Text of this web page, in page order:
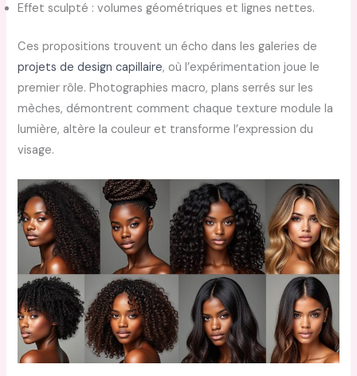
Effet sculpté : volumes géométriques et lignes nettes.
Ces propositions trouvent un écho dans les galeries de
projets de design capillaire, où l’expérimentation joue le
premier rôle. Photographies macro, plans serrés sur les
mèches, démontrent comment chaque texture module la
lumière, altère la couleur et transforme l’expression du
visage.